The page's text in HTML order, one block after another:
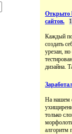
Открыто
сайтов.
Каждый
создать
урезан,
дизайна.
На нашем
только
алгоритм